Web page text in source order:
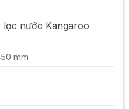
nước Kangaroo
mm